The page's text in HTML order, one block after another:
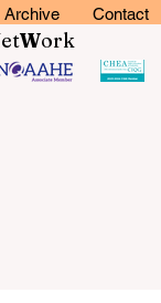
Archive Contact
etWork